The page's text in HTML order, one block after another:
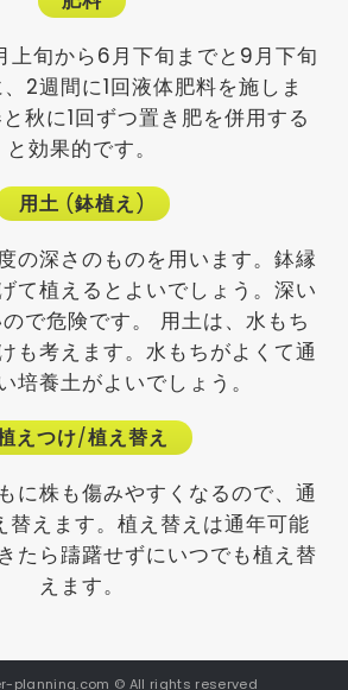
上旬から6月下旬までと9月下旬
、2週間に1回液体肥料を施しま
秋に1回ずつ置き肥を併用する
と効果的です。
用土 (鉢植え)
の深さのものを用います。鉢縁
て植えるとよいでしょう。深い
で危険です。 用土は、水もち
も考えます。水もちがよくて通
培養土がよいでしょう。
えつけ/植え替え
に株も傷みやすくなるので、通
替えます。植え替えは通年可能
たら躊躇せずにいつでも植え替
えます。
planning.com © All rights reserved